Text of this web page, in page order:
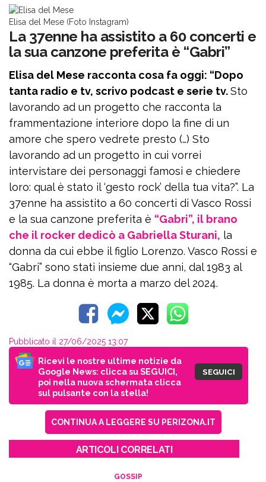
Elisa del Mese (Foto Instagram)
La 37enne ha assistito a 60 concerti e
la sua canzone preferita è “Gabri”
Elisa del Mese racconta cosa fa oggi: “Dopo
tanta radio e tv, scrivo podcast e serie tv.Sto
lavorando ad un progetto che racconta la
frammentazione interiore dopo la fine di un
amore che spero vedrete presto (…) Sto
lavorando ad un progetto in cui vorrei
intervistare dei personaggi famosi e chiedere
loro: qual è stato il ‘gesto rock’ della tua vita?”. La
37enne ha assistito a 60 concerti di Vasco Rossi
e la sua canzone preferita è “Gabri”, il brano
che il rocker dedicò a Gabriella Sturani, la
donna da cui ebbe il figlio Lorenzo. Vasco Rossi e
“Gabri” sono stati insieme due anni, dal 1983 al
1985. La donna è morta a marzo del 2024.
Pubblicato il 27/06/2025 13:07
Ricevi le nostre ultime notizie da
Google News: clicca su SEGUICI,
poi nella nuova schermata clicca
sul pulsante con la stella!
SEGUICI
CONTINUA A LEGGERE SU PERIZONA.IT
ARTICOLI CORRELATI
GOSSIP